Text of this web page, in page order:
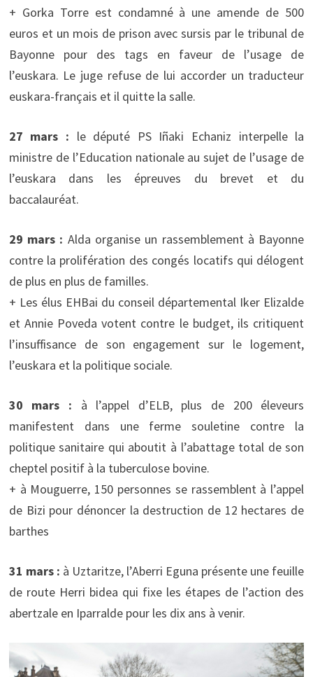
+ Gorka Torre est condamné à une amende de 500
euros et un mois de prison avec sursis par le tribunal de
Bayonne pour des tags en faveur de l’usage de
l’euskara. Le juge refuse de lui accorder un traducteur
euskara-français et il quitte la salle.
27 mars : le député PS Iñaki Echaniz interpelle la
ministre de l’Education nationale au sujet de l’usage de
l’euskara dans les épreuves du brevet et du
baccalauréat.
29 mars : Alda organise un rassemblement à Bayonne
contre la prolifération des congés locatifs qui délogent
de plus en plus de familles.
+ Les élus EHBai du conseil départemental Iker Elizalde
et Annie Poveda votent contre le budget, ils critiquent
l’insuffisance de son engagement sur le logement,
l’euskara et la politique sociale.
30 mars : à l’appel d’ELB, plus de 200 éleveurs
manifestent dans une ferme souletine contre la
politique sanitaire qui aboutit à l’abattage total de son
cheptel positif à la tuberculose bovine.
+ à Mouguerre, 150 personnes se rassemblent à l’appel
de Bizi pour dénoncer la destruction de 12 hectares de
barthes
31 mars : à Uztaritze, l’Aberri Eguna présente une feuille
de route Herri bidea qui fixe les étapes de l’action des
abertzale en Iparralde pour les dix ans à venir.